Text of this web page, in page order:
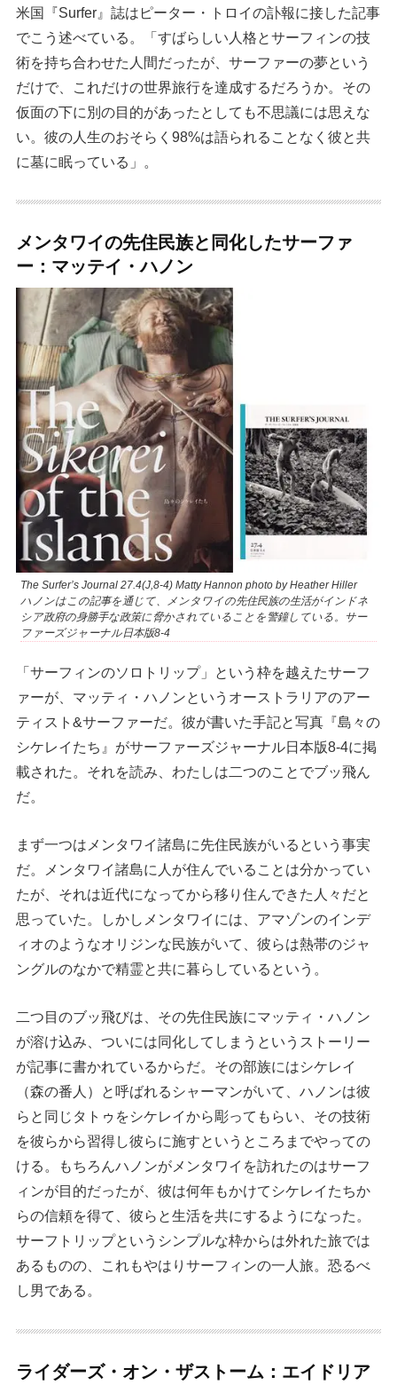
米国『Surfer』誌はピーター・トロイの訃報に接した記事
でこう述べている。「すばらしい人格とサーフィンの技
術を持ち合わせた人間だったが、サーファーの夢という
だけで、これだけの世界旅行を達成するだろうか。その
仮面の下に別の目的があったとしても不思議には思えな
い。彼の人生のおそらく98%は語られることなく彼と共
に墓に眠っている」。
メンタワイの先住民族と同化したサーファ
ー：マッテイ・ハノン
The Surfer’s Journal 27.4(J,8-4) Matty Hannon photo by Heather Hiller
ハノンはこの記事を通じて、メンタワイの先住民族の生活がインドネ
シア政府の身勝手な政策に脅かされていることを警鐘している。サー
ファーズジャーナル日本版8-4
「サーフィンのソロトリップ」という枠を越えたサーフ
ァーが、マッティ・ハノンというオーストラリアのアー
ティスト&サーファーだ。彼が書いた手記と写真『島々の
シケレイたち』がサーファーズジャーナル日本版8-4に掲
載された。それを読み、わたしは二つのことでブッ飛ん
だ。
まず一つはメンタワイ諸島に先住民族がいるという事実
だ。メンタワイ諸島に人が住んでいることは分かってい
たが、それは近代になってから移り住んできた人々だと
思っていた。しかしメンタワイには、アマゾンのインデ
ィオのようなオリジンな民族がいて、彼らは熱帯のジャ
ングルのなかで精霊と共に暮らしているという。
二つ目のブッ飛びは、その先住民族にマッティ・ハノン
が溶け込み、ついには同化してしまうというストーリー
が記事に書かれているからだ。その部族にはシケレイ
（森の番人）と呼ばれるシャーマンがいて、ハノンは彼
らと同じタトゥをシケレイから彫ってもらい、その技術
を彼らから習得し彼らに施すというところまでやっての
ける。もちろんハノンがメンタワイを訪れたのはサーフ
ィンが目的だったが、彼は何年もかけてシケレイたちか
らの信頼を得て、彼らと生活を共にするようになった。
サーフトリップというシンプルな枠からは外れた旅では
あるものの、これもやはりサーフィンの一人旅。恐るべ
し男である。
ライダーズ・オン・ザストーム：エイドリア